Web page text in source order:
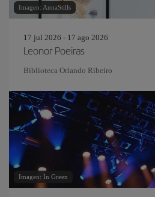
Imagen: AnnaStills
17 jul 2026 - 17 ago 2026
Leonor Poeiras
Biblioteca Orlando Ribeiro
Imagen: In Green